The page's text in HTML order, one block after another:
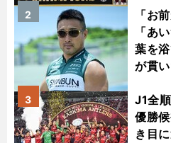
「お
「あ
葉を
が貫
2
J1全
優勝
き目
3